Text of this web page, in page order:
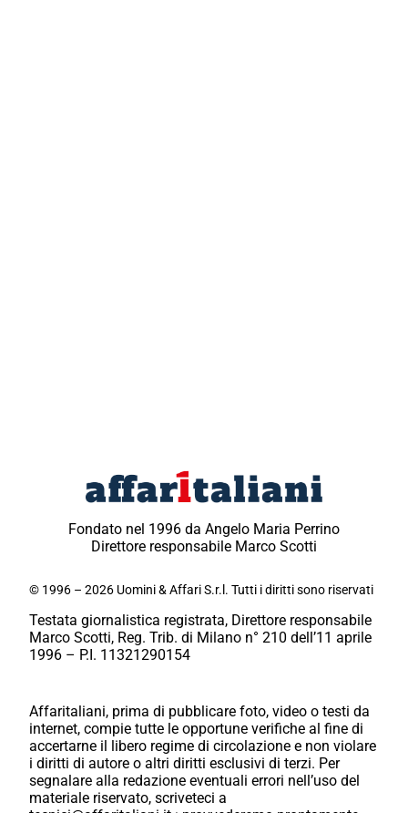
Fondato nel 1996 da Angelo Maria Perrino
Direttore responsabile Marco Scotti
© 1996 – 2026 Uomini & Affari S.r.l. Tutti i diritti sono riservati
Testata giornalistica registrata, Direttore responsabile
Marco Scotti, Reg. Trib. di Milano n° 210 dell’11 aprile
1996 – P.I. 11321290154
Affaritaliani, prima di pubblicare foto, video o testi da
internet, compie tutte le opportune verifiche al fine di
accertarne il libero regime di circolazione e non violare
i diritti di autore o altri diritti esclusivi di terzi. Per
segnalare alla redazione eventuali errori nell’uso del
materiale riservato, scriveteci a